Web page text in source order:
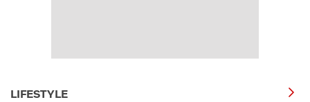
LIFESTYLE